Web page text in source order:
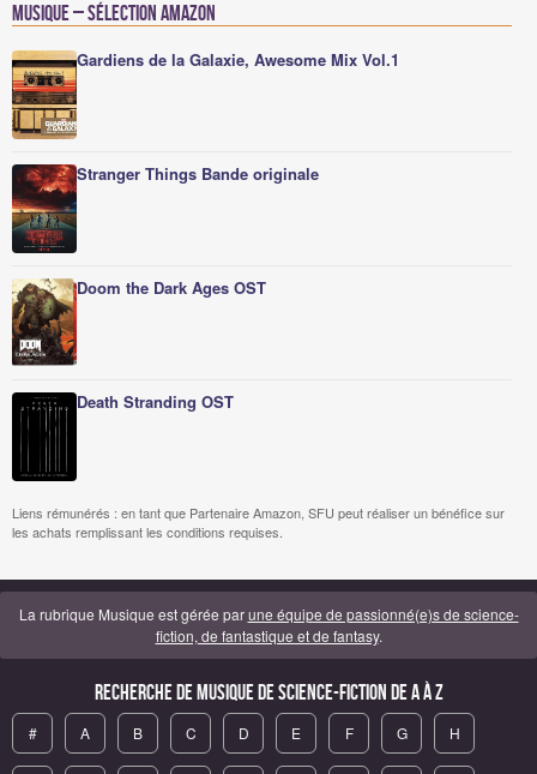
Musique – Sélection Amazon
Gardiens de la Galaxie, Awesome Mix Vol.1
Stranger Things Bande originale
Doom the Dark Ages OST
Death Stranding OST
Liens rémunérés : en tant que Partenaire Amazon, SFU peut réaliser un bénéfice sur
les achats remplissant les conditions requises.
La rubrique Musique est gérée parune équipe de passionné(e)s de science-
fiction, de fantastique et de fantasy.
Recherche de Musique de science-fiction de A à Z
# A B C D E F G H